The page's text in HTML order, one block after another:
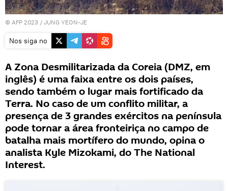
© AFP 2023 / JUNG YEON-JE
Nos siga no
A Zona Desmilitarizada da Coreia (DMZ, em
inglês) é uma faixa entre os dois países,
sendo também o lugar mais fortificado da
Terra. No caso de um conflito militar, a
presença de 3 grandes exércitos na península
pode tornar a área fronteiriça no campo de
batalha mais mortífero do mundo, opina o
analista Kyle Mizokami, do The National
Interest.